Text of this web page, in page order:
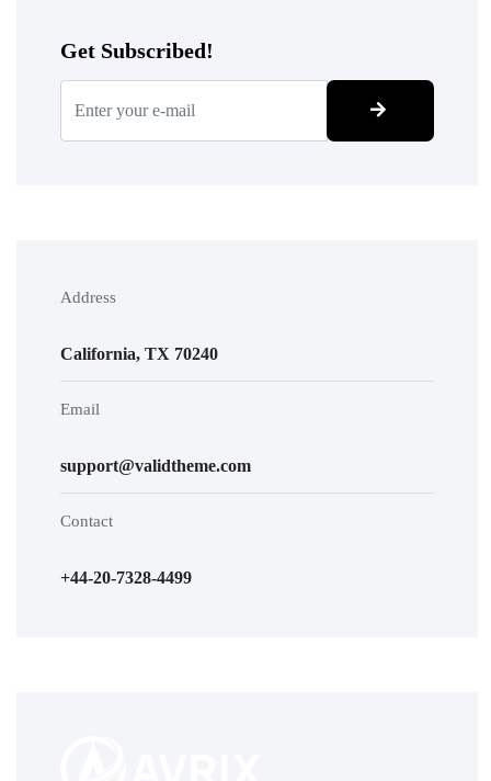
Get Subscribed!
Address
California, TX 70240
Email
support@validtheme.com
Contact
+44-20-7328-4499